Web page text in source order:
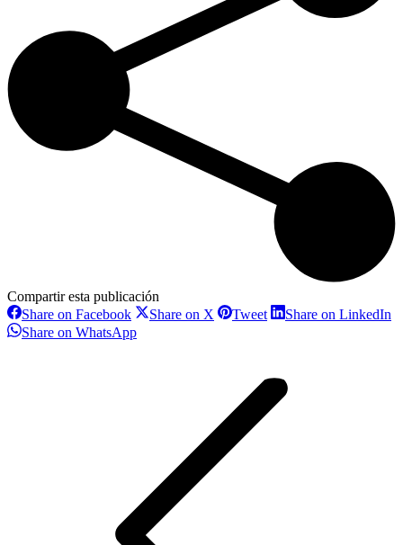
Compartir esta publicación
Share on FacebookShare
on
Facebook
Share on X ShareTweetShareShare on LinkedIn
Share on WhatsAppShare